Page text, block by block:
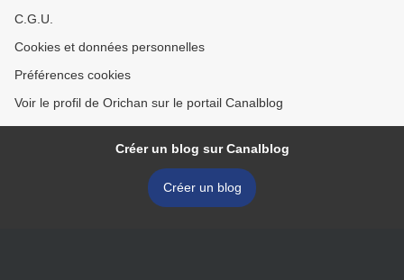
C.G.U.
Cookies et données personnelles
Préférences cookies
Voir le profil de Orichan sur le portail Canalblog
Créer un blog sur Canalblog
Créer un blog